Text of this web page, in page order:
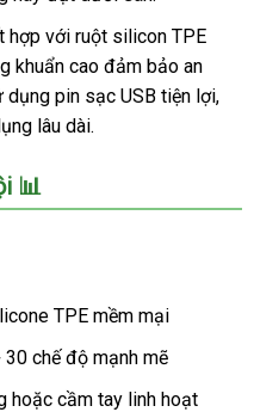
hợp với ruột silicon TPE
khuẩn cao đảm bảo an
pin sạc USB tiện lợi,
lâu dài.
📊
TPE mềm mại
chế độ mạnh mẽ
hoặc cầm tay linh hoạt